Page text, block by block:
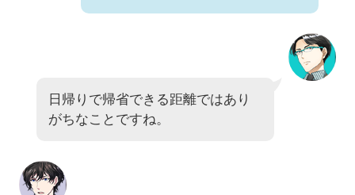
日帰りで帰省できる距離ではあり
がちなことですね。